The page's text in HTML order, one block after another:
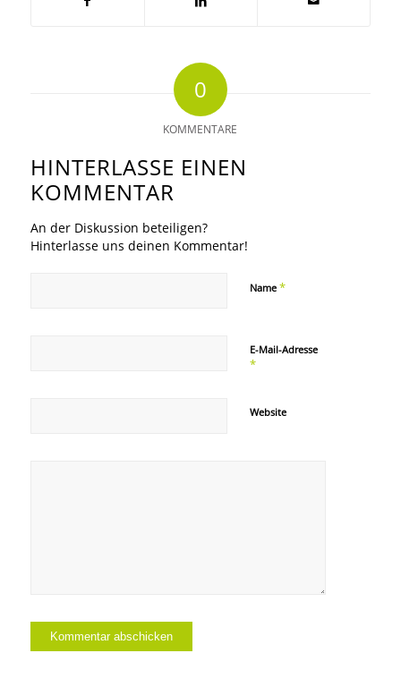
0
KOMMENTARE
HINTERLASSE EINEN
KOMMENTAR
An der Diskussion beteiligen?
Hinterlasse uns deinen Kommentar!
Name *
E-Mail-Adresse
*
Website